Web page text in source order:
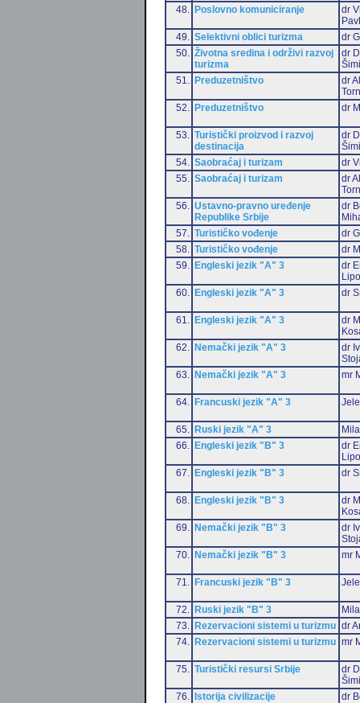
48.
Poslovno komuniciranje
dr
49.
Selektivni oblici turizma
dr
50.
Životna sredina i održivi razvoj
turizma
dr
51.
Preduzetništvo
dr
52.
Preduzetništvo dr
53.
Turistički proizvod i razvoj
destinacija
dr
54.
Saobraćaj i turizam
dr
55.
Saobraćaj i turizam
dr
56.
Ustavno-pravno uređenje
Republike Srbije
dr
57.
Turističko vođenje
dr
58.
Turističko vođenje
dr
59.
Engleski jezik "A" 3
dr
60.
Engleski jezik "A" 3 dr
61. Engleski jezik "A" 3
dr
62.
Nemački jezik "A" 3
dr
63.
Nemački jezik "A" 3 mr
64. Francuski jezik "A" 3
65. Ruski jezik "A" 3
66.
Engleski jezik "B" 3
dr
67.
Engleski jezik "B" 3 dr
68. Engleski jezik "B" 3
dr
69.
Nemački jezik "B" 3
dr
70.
Nemački jezik "B" 3 mr
71. Francuski jezik "B" 3
72. Ruski jezik "B" 3
73.
Rezervacioni sistemi u turizmu dr
74.
Rezervacioni sistemi u turizmu mr
75. Turistički resursi Srbije
dr
76.
Istorija civilizacije dr